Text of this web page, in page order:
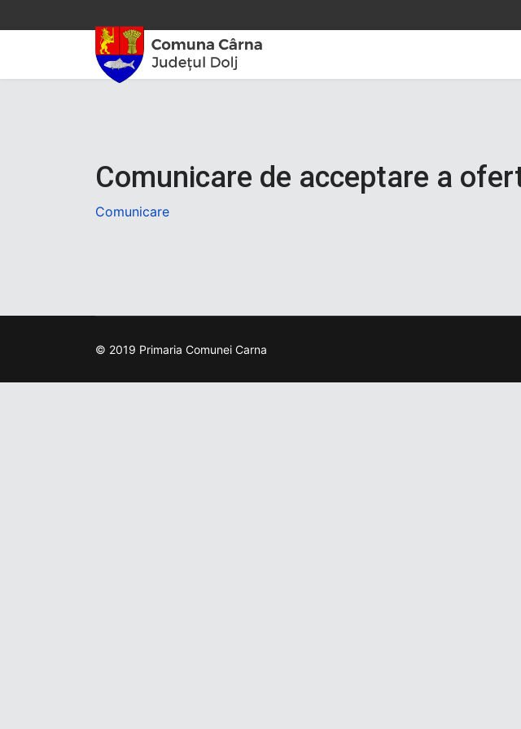
Comunicare de acceptare a
Comunicare
© 2019 Primaria Comunei Carna